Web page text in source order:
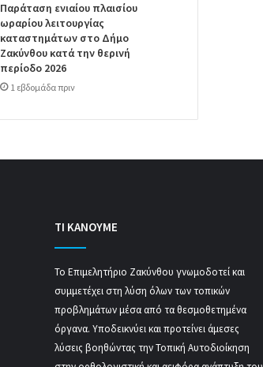
Παράταση ενιαίου πλαισίου
ωραρίου λειτουργίας
καταστημάτων στο Δήμο
Ζακύνθου κατά την θερινή
περίοδο 2026
1 εβδομάδα πριν
ΤΙ ΚΑΝΟΥΜΕ
Το Επιμελητήριο Ζακύνθου γνωμοδοτεί και
συμμετέχει στη λύση όλων των τοπικών
προβλημάτων μέσα από τα θεσμοθετημένα
όργανα. Υποδεικνύει και προτείνει άμεσες
λύσεις βοηθώντας την Τοπική Αυτοδιοίκηση